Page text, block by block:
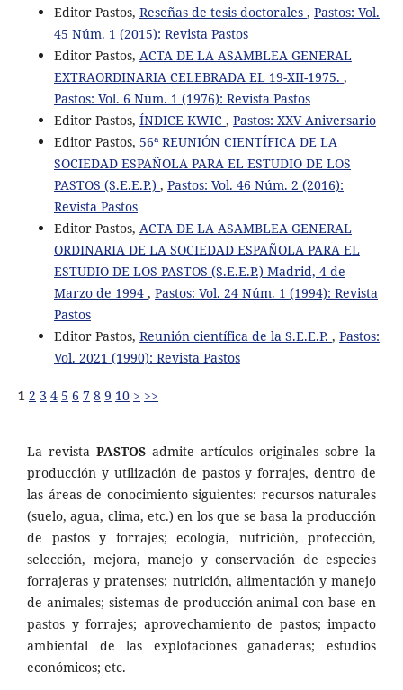
Editor Pastos, Reseñas de tesis doctorales , Pastos: Vol.
45 Núm. 1 (2015): Revista Pastos
Editor Pastos, ACTA DE LA ASAMBLEA GENERAL
EXTRAORDINARIA CELEBRADA EL 19-XII-1975. ,
Pastos: Vol. 6 Núm. 1 (1976): Revista Pastos
Editor Pastos, ÍNDICE KWIC , Pastos: XXV Aniversario
Editor Pastos, 56ª REUNIÓN CIENTÍFICA DE LA
SOCIEDAD ESPAÑOLA PARA EL ESTUDIO DE LOS
PASTOS (S.E.E.P.) , Pastos: Vol. 46 Núm. 2 (2016):
Revista Pastos
Editor Pastos, ACTA DE LA ASAMBLEA GENERAL
ORDINARIA DE LA SOCIEDAD ESPAÑOLA PARA EL
ESTUDIO DE LOS PASTOS (S.E.E.P.) Madrid, 4 de
Marzo de 1994 , Pastos: Vol. 24 Núm. 1 (1994): Revista
Pastos
Editor Pastos, Reunión científica de la S.E.E.P. , Pastos:
Vol. 2021 (1990): Revista Pastos
1 2 3 4 5 6 7 8 9 10 > >>
La revista PASTOS admite artículos originales sobre la
producción y utilización de pastos y forrajes, dentro de
las áreas de conocimiento siguientes: recursos naturales
(suelo, agua, clima, etc.) en los que se basa la producción
de pastos y forrajes; ecología, nutrición, protección,
selección, mejora, manejo y conservación de especies
forrajeras y pratenses; nutrición, alimentación y manejo
de animales; sistemas de producción animal con base en
pastos y forrajes; aprovechamiento de pastos; impacto
ambiental de las explotaciones ganaderas; estudios
económicos; etc.